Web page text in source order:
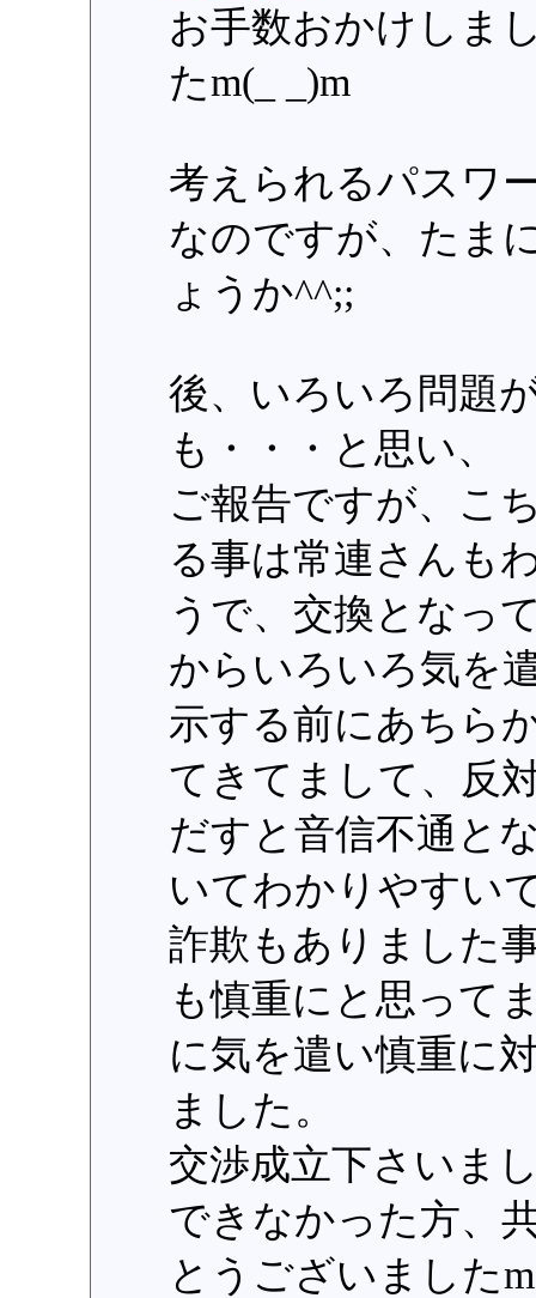
お手数おかけしま
たm(_ _)m
考えられるパスワ
なのですが、たま
ょうか^^;;
後、いろいろ問題
も・・・と思い、
ご報告ですが、こ
る事は常連さんも
うで、交換となっ
からいろいろ気を
示する前にあちら
てきてまして、反
だすと音信不通と
いてわかりやすい
詐欺もありました
も慎重にと思って
に気を遣い慎重に
ました。
交渉成立下さいま
できなかった方、
とうございました